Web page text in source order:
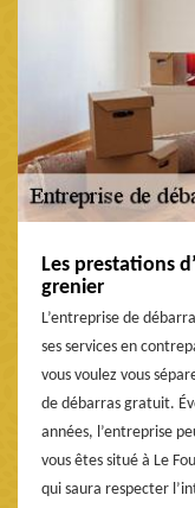
Les prestations
grenier
L’entreprise de
ses services en
vous voulez vous
de débarras gratuit.
années, l’entreprise
vous êtes situé à Le
qui saura respecter